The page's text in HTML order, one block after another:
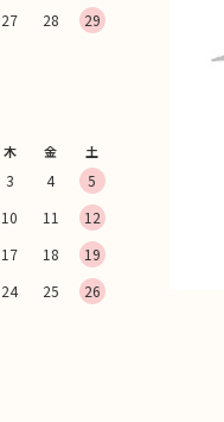
27 28
29
木 金 土
3 4
5
10 11
12
17 18
19
24 25
26